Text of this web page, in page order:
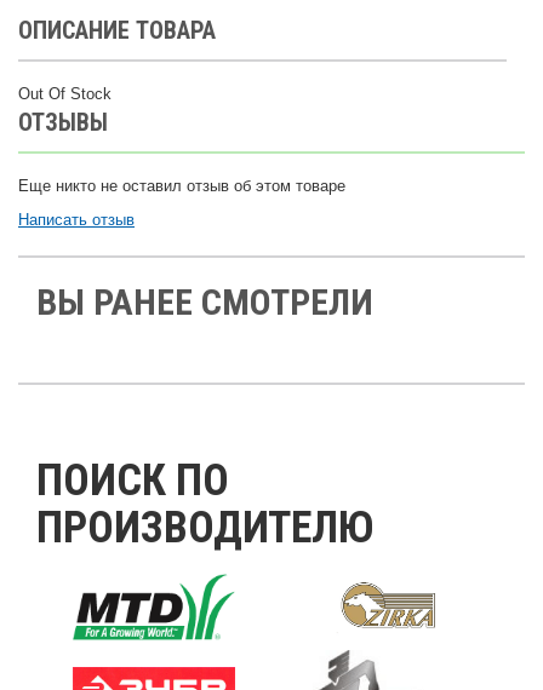
ОПИСАНИЕ ТОВАРА
Out Of Stock
ОТЗЫВЫ
Еще никто не оставил отзыв об этом товаре
Написать отзыв
ВЫ РАНЕЕ СМОТРЕЛИ
ПОИСК ПО
ПРОИЗВОДИТЕЛЮ